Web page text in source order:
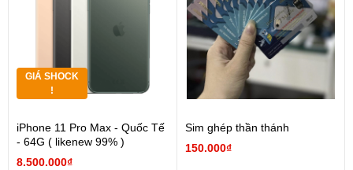
GIÁ SHOCK
!
iPhone 11 Pro Max - Quốc Tế
- 64G ( likenew 99% )
8.500.000₫
Sim ghép thần thánh
150.000₫